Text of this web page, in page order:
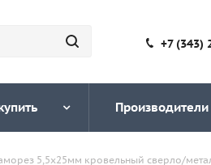
+7 (343)
Производители
5,5х25мм кровельный сверло/